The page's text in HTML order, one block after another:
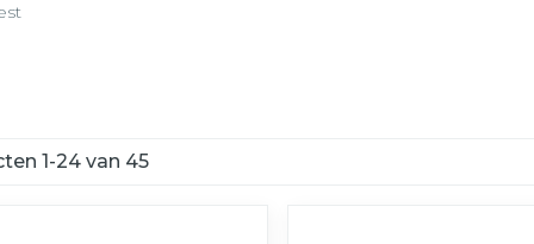
1 -24 van 45